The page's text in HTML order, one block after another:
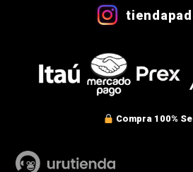
Compra 100%
VER CATÁLOGO